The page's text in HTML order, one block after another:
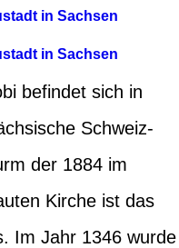
befindet sich in
Schweiz-
der 1884 im
Kirche ist das
Im Jahr 1346 wurde